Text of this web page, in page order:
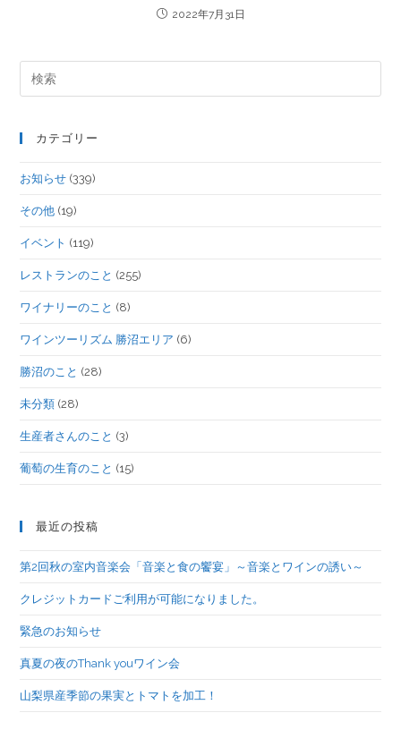
2022年7月31日
カテゴリー
お知らせ (339)
その他 (19)
イベント (119)
レストランのこと (255)
ワイナリーのこと (8)
ワインツーリズム 勝沼エリア (6)
勝沼のこと (28)
未分類 (28)
生産者さんのこと (3)
葡萄の生育のこと (15)
最近の投稿
第2回秋の室内音楽会「音楽と食の饗宴」～音楽とワインの誘い～
クレジットカードご利用が可能になりました。
緊急のお知らせ
真夏の夜のThank youワイン会
山梨県産季節の果実とトマトを加工！